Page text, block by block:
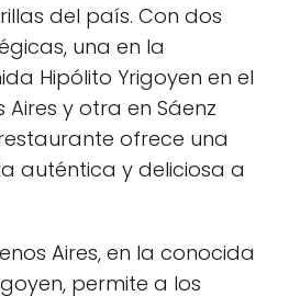
del país. Con dos
una en la
Hipólito Yrigoyen en el
y otra en Sáenz
ofrece una
auténtica y deliciosa a
Aires, en la conocida
permite a los